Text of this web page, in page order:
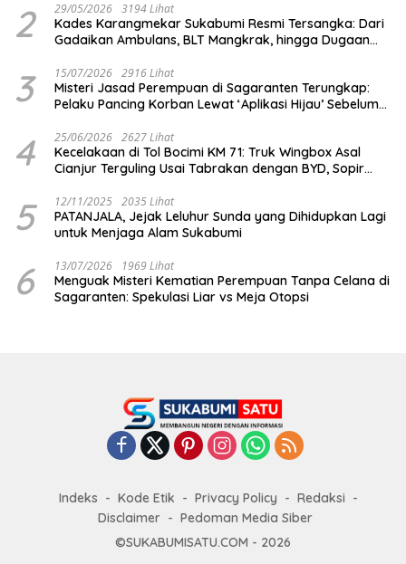
2 29/05/2026 3194 Lihat
Kades Karangmekar Sukabumi Resmi Tersangka: Dari
Gadaikan Ambulans, BLT Mangkrak, hingga Dugaan
3 15/07/2026 2916 Lihat
Misteri Jasad Perempuan di Sagaranten Terungkap:
Pelaku Pancing Korban Lewat ‘Aplikasi Hijau’ Sebelum
4 25/06/2026 2627 Lihat
Kecelakaan di Tol Bocimi KM 71: Truk Wingbox Asal
Cianjur Terguling Usai Tabrakan dengan BYD, Sopir
5 12/11/2025 2035 Lihat
PATANJALA, Jejak Leluhur Sunda yang Dihidupkan Lagi
untuk Menjaga Alam Sukabumi
6 13/07/2026 1969 Lihat
Menguak Misteri Kematian Perempuan Tanpa Celana di
Sagaranten: Spekulasi Liar vs Meja Otopsi
Indeks Kode Etik Privacy Policy
Redaksi
Disclaimer
Pedoman Media Siber
©SUKABUMISATU.COM - 2026